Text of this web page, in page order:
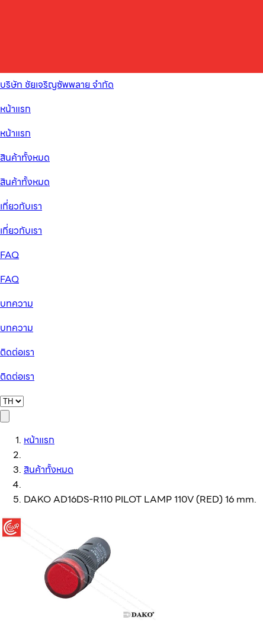
บริษัท ชัยเจริญซัพพลาย จำกัด
หน้าแรก
หน้าแรก
สินค้าทั้งหมด
สินค้าทั้งหมด
เกี่ยวกับเรา
เกี่ยวกับเรา
FAQ
FAQ
บทความ
บทความ
ติดต่อเรา
ติดต่อเรา
หน้าแรก
สินค้าทั้งหมด
DAKO AD16DS-R110 PILOT LAMP 110V (RED) 16 mm.